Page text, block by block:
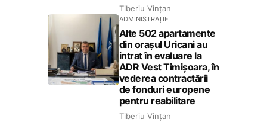
Tiberiu Vințan
ADMINISTRAȚIE
Alte 502 apartamente
din orașul Uricani au
intrat în evaluare la
ADR Vest Timișoara, în
vederea contractării
de fonduri europene
pentru reabilitare
Tiberiu Vințan